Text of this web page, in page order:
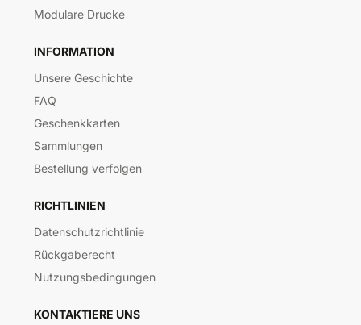
Modulare Drucke
INFORMATION
Unsere Geschichte
FAQ
Geschenkkarten
Sammlungen
Bestellung verfolgen
RICHTLINIEN
Datenschutzrichtlinie
Rückgaberecht
Nutzungsbedingungen
KONTAKTIERE UNS